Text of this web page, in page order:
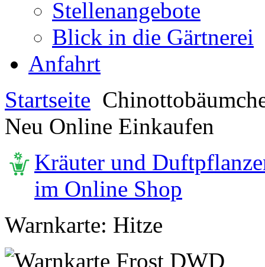
Stellenangebote
Blick in die Gärtnerei
Anfahrt
Startseite
Neu Online Einkaufen
Kräuter und
im Online Shop
Warnkarte: Hitze